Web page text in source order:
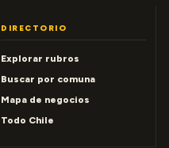
DIRECTORIO
Explorar rubros
Buscar por comuna
Mapa de negocios
Todo Chile